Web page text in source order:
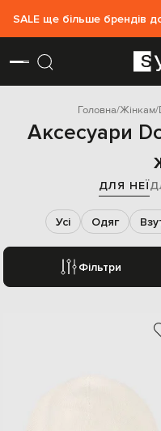
SALE ще більше брендів
Головна Жінкам
Аксесуари
ДЛЯ НЕЇ
Фільтри
Усі Одяг